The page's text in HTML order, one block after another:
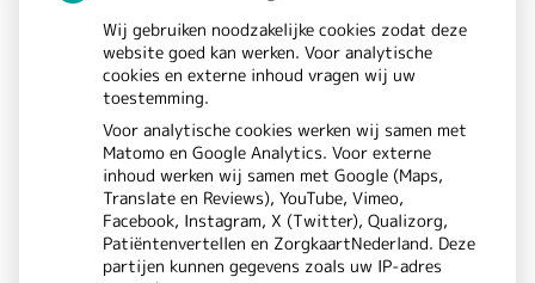
Afspraken
maken
Dossier
Wij gebruiken noodzakelijke cookies zodat deze
website goed kan werken. Voor analytische
cookies en externe inhoud vragen wij uw
toestemming.
Voor analytische cookies werken wij samen met
Matomo en Google Analytics. Voor externe
inhoud werken wij samen met Google (Maps,
Translate en Reviews), YouTube, Vimeo,
Facebook, Instagram, X (Twitter), Qualizorg,
Patiëntenvertellen en ZorgkaartNederland. Deze
partijen kunnen gegevens zoals uw IP-adres